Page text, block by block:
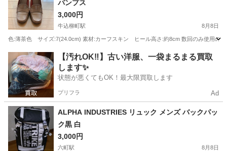
パンプス
3,000円
牛込柳町駅 8月8日
色:薄茶色 サイズ:7(24.0cm) 素材:カーフスキン ヒール高さ:約8cm 数回のみ使用の美
東京 新宿区 牛込柳町駅 靴 ヒール
【汚れOK‼️】古い洋服、一袋まるまる買取
します✨
状態が悪くてもOK！最大限買取します
プリフラ Ad
ALPHA INDUSTRIES リュック メンズ バックパッ
ク黒 白
3,000円
六町駅 8月8日